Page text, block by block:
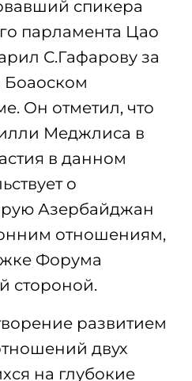
спикера
парламента Цао
С.Гафарову за
Боаоском
Он отметил, что
Меджлиса в
в данном
о
Азербайджан
отношениям,
Форума
стороной.
развитием
двух
на глубокие